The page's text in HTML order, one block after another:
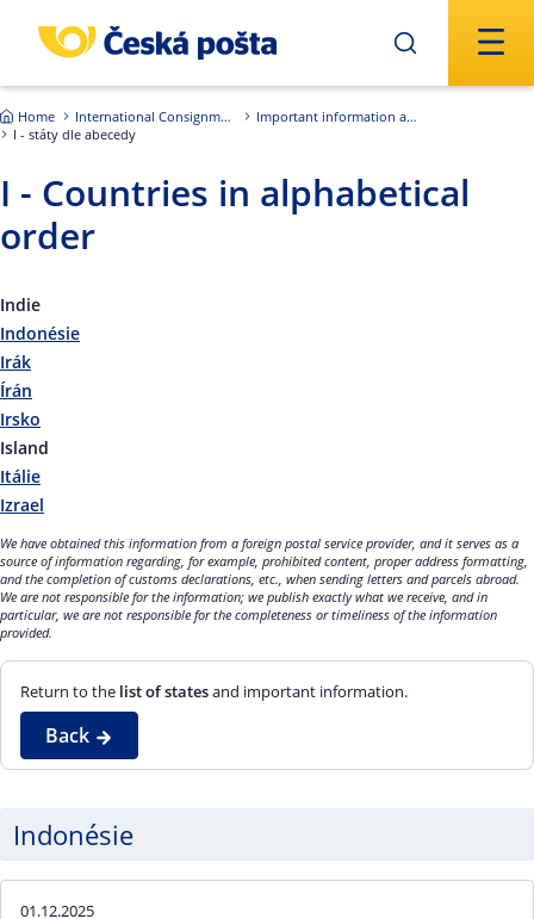
Home International Consignments
Important information about international shipments
I - státy dle abecedy
I - Countries in alphabetical
order
Indie
Indonésie
Irák
Írán
Irsko
Island
Itálie
Izrael
We have obtained this information from a foreign postal service provider, and it serves as a
source of information regarding, for example, prohibited content, proper address formatting,
and the completion of customs declarations, etc., when sending letters and parcels abroad.
We are not responsible for the information; we publish exactly what we receive, and in
particular, we are not responsible for the completeness or timeliness of the information
provided.
Return to the list of statesand important information.
Back
Indonésie
01.12.2025